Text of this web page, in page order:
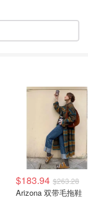
$183.94 $263.28
Arizona 双带毛拖鞋